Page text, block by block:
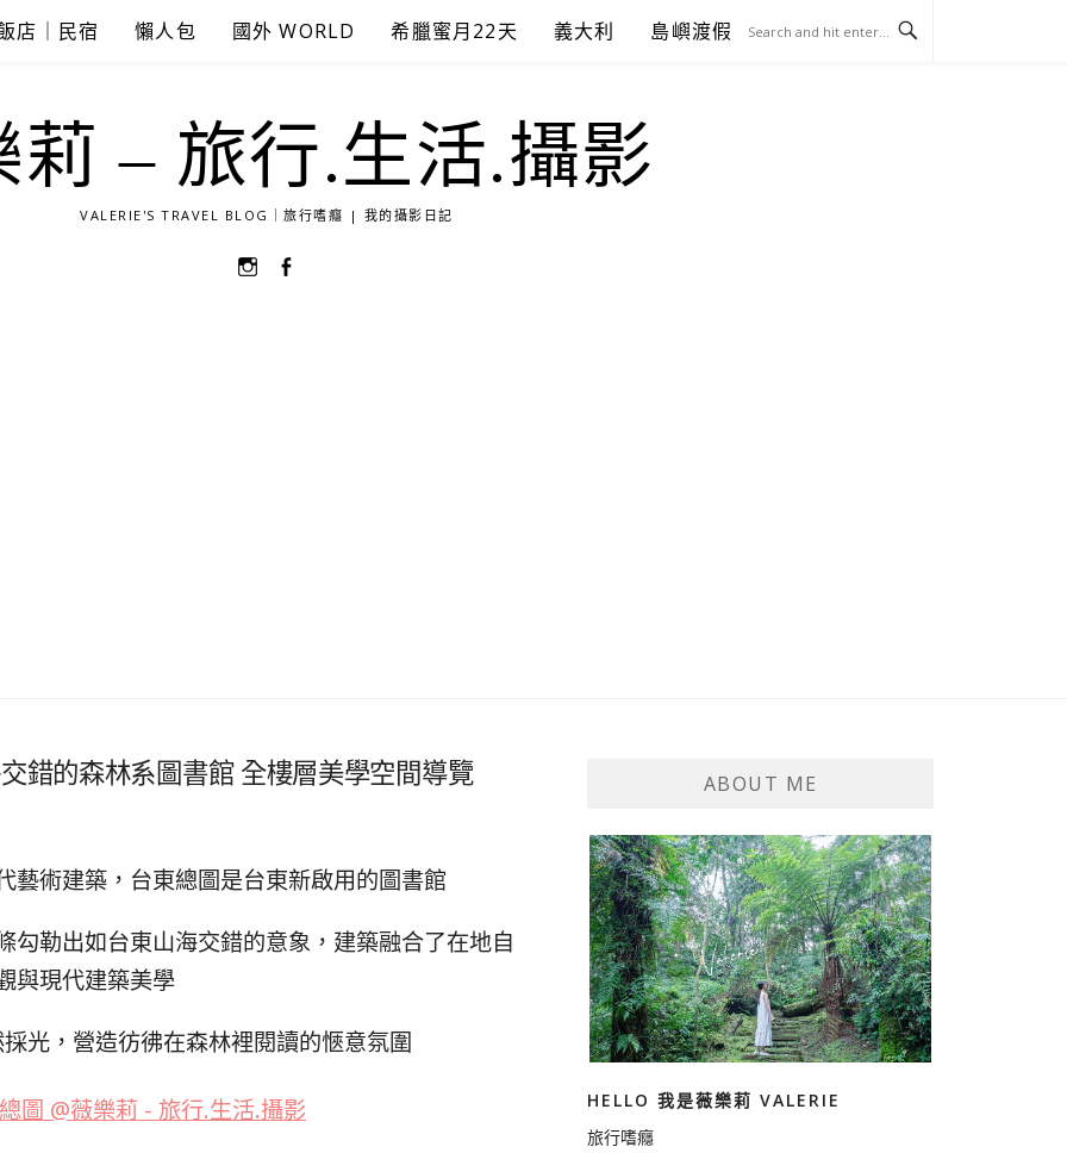
店｜民宿 懶人包 國外 WORLD 希臘蜜月22天 義大利 島嶼渡假
莉 – 旅行.生活.攝影
VALERIE'S TRAVEL BLOG｜旅行嗜癮 | 我的攝影日記
選
錯的森林系圖書館 全樓層美學空間導覽
藝術建築，台東總圖是台東新啟用的圖書館
勒出如台東山海交錯的意象，建築融合了在地自
與現代建築美學
光，營造彷彿在森林裡閱讀的愜意氛圍
ABOUT ME
HELLO 我是薇樂莉 VALERIE
旅行嗜癮